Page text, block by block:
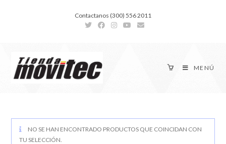
Contactanos (300) 556 2011
MENÚ
NO SE HAN ENCONTRADO PRODUCTOS QUE COINCIDAN CON
TU SELECCIÓN.